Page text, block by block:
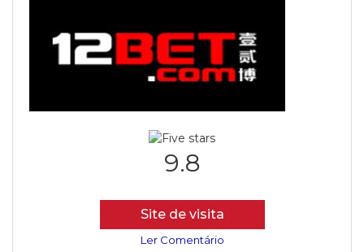
9.8
Site de visita
Ler Comentário